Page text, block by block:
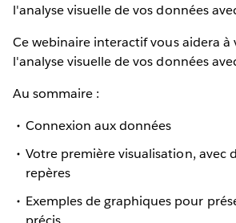
l'analyse visuelle de vos données
Ce webinaire interactif vous aidera à
l'analyse visuelle de vos données
Au sommaire :
Connexion aux données
Votre première visualisation, avec
repères
Exemples de graphiques pour